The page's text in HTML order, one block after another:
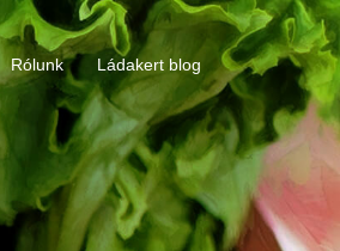
Rólunk Ládakert blog